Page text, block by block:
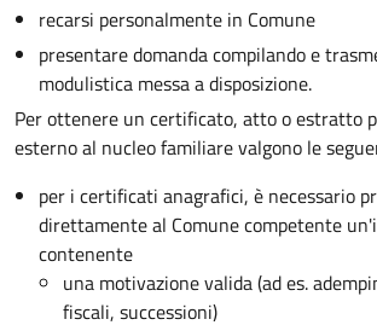
recarsi personalmente in Comune
presentare domanda compilando e
modulistica messa a disposizione.
Per ottenere un certificato, atto o estratto
esterno al nucleo familiare valgono le
per i certificati anagrafici, è necessario
direttamente al Comune competente
contenente
una motivazione valida (ad es.
fiscali, successioni)